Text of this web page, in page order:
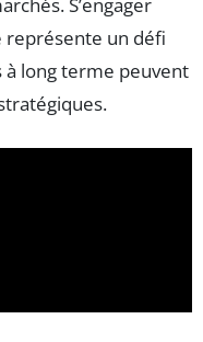
S’engager
représente un défi
à long terme peuvent